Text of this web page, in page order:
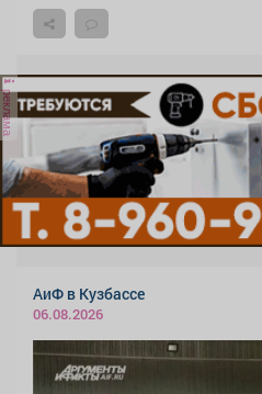
реклама
АиФ в Кузбассе
06.08.2026